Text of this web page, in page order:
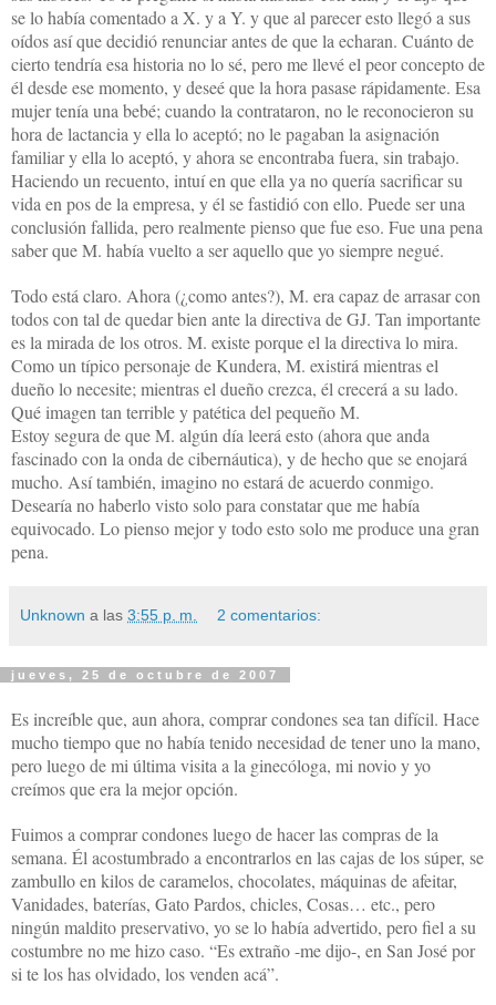
se lo había comentado a X. y a Y. y que al parecer esto llegó a sus
oídos así que decidió renunciar antes de quela echaran. Cuántode
cierto tendría esa historia no lo sé, pero me llevé el peor concepto de
él desde ese momento, y deseé que la hora pasase rápidamente. Esa
mujer tenía una bebé; cuando la contrataron, no le reconocieron su
hora de lactancia y ella lo aceptó; no le pagaban la asignación
familiar y ella lo aceptó, y ahora se encontraba fuera, sin trabajo.
Haciendo un recuento, intuí en que ella ya no quería sacrificar su
vida en pos de la empresa, y él se fastidió con ello. Puede ser una
conclusión fallida, pero realmente pienso que fue eso. Fue una pena
saber que M. había vuelto a ser aquello que yo siempre negué.
Todo está claro. Ahora (¿como antes?), M. era capaz de arrasar con
todos con tal de quedar bien ante la directiva de GJ. Tan importante
es la mirada de los otros. M. existe porque el la directiva lo mira.
Como un típico personaje de Kundera, M. existirá mientras el
dueño lo necesite; mientras el dueño crezca, él crecerá a su lado.
Qué imagen tan terrible y patética del pequeño M.
Estoy segura de que M. algún día leerá esto (ahora que anda
fascinado con la onda de cibernáutica), y de hecho que se enojará
mucho. Así también, imagino no estará de acuerdo conmigo.
Desearía no haberlo visto solo para constatar que me había
equivocado. Lo pienso mejor y todo esto solo me produce una gran
pena.
Unknown a las 3:55 p. m. 2 comentarios:
jueves, 25 de octubre de 2007
Es increíble que, aun ahora, comprar condones sea tan difícil. Hace
mucho tiempo que no había tenido necesidad de tener uno la mano,
pero luego de mi última visita a la ginecóloga, mi novio y yo
creímos que era la mejor opción.
Fuimos a comprar condones luego de hacer las compras de la
semana. Él acostumbrado a encontrarlos en las cajas de los súper, se
zambullo en kilos de caramelos, chocolates, máquinas de afeitar,
Vanidades, baterías, Gato Pardos, chicles, Cosas… etc., pero
ningún maldito preservativo, yo se lo había advertido, pero fiel a su
costumbre no me hizo caso. “Es extraño -me dijo-, en San José por
si te los has olvidado, los venden acá”.